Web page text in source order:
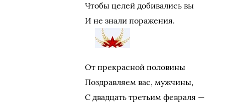
Чтобы целей добивались вы
И не знали поражения.
От прекрасной половины
Поздравляем вас, мужчины,
С двадцать третьим февраля —